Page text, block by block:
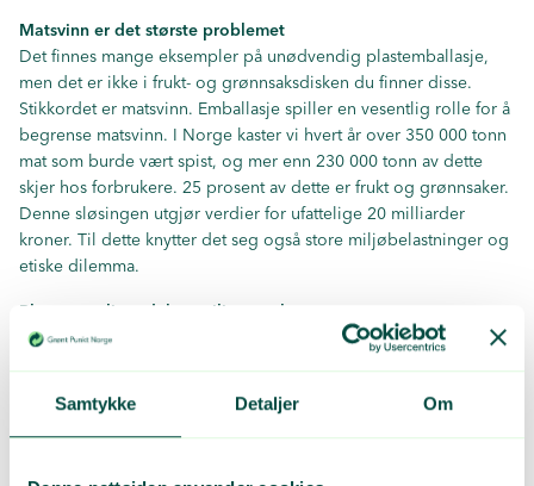
Samtykke Detaljer Om
Matsvinn er det største problemet
Det finnes mange eksempler på unødvendig plastemballasje,
men det er ikke i frukt- og grønnsaksdisken du finner disse.
Stikkordet er matsvinn. Emballasje spiller en vesentlig rolle for å
begrense matsvinn. I Norge kaster vi hvert år over 350 000 tonn
mat som burde vært spist, og mer enn 230 000 tonn av dette
skjer hos forbrukere. 25 prosent av dette er frukt og grønnsaker.
Denne sløsingen utgjør verdier for ufattelige 20 milliarder
kroner. Til dette knytter det seg også store miljøbelastninger og
etiske dilemma.
Plast er en liten del av miljøregnskapet
For å starte med miljøaspektet:
Fem ganger så mye energi går i
mangelfull emballering.
Dette gir maten skader og kortere
holdbarhet. Det betyr at mer mat med mindre eller uten